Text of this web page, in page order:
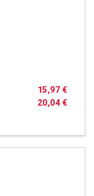
20,04 €
15,97 €